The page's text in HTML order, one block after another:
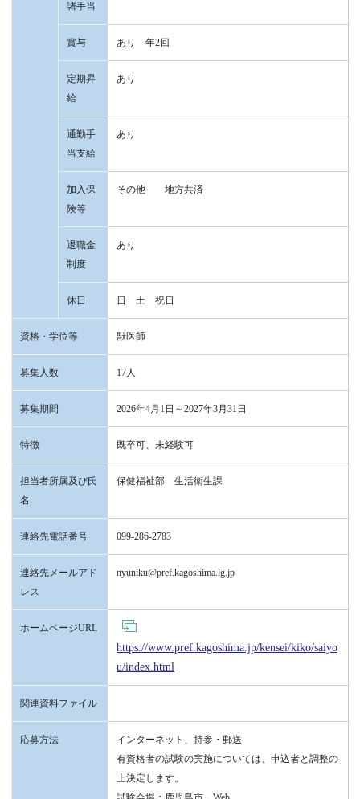
諸手当
賞与 あり 年2回
定期昇
給
あり
通勤手
当支給
あり
加入保
険等
その他 地方共済
退職金
制度
あり
休日 日 土 祝日
資格・学位等 獣医師
募集人数 17人
募集期間 2026年4月1日～2027年3月31日
特徴 既卒可、未経験可
担当者所属及び氏
名
保健福祉部 生活衛生課
連絡先電話番号 099-286-2783
連絡先メールアド
レス
nyuniku@pref.kagoshima.lg.jp
ホームページURL
https://www.pref.kagoshima.jp/kensei/kiko/saiyo
u/index.html
関連資料ファイル
応募方法
インターネット、持参・郵送
有資格者の試験の実施については、申込者と調整の
上決定します。